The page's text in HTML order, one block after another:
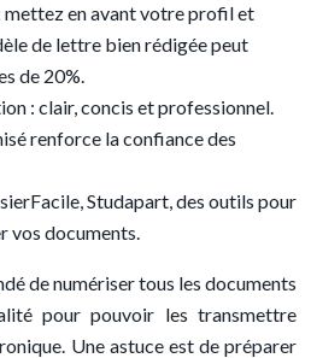
en avant votre profil et
de lettre bien rédigée peut
de 20%.
: clair, concis et professionnel.
renforce la confiance des
Studapart, des outils pour
vos documents.
de numériser tous les documents
pour pouvoir les transmettre
Une astuce est de préparer